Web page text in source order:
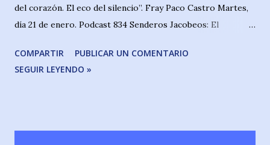
del corazón. El eco del silencio”. Fray Paco Castro Martes,
día 21 de enero. Podcast 834 Senderos Jacobeos: El
Orea. El animalario peregrino por tierras de Viana y
Logroño (capítulo 2) Miércoles, 22 de enero. Podcast 835 y
COMPARTIR
PUBLICAR UN COMENTARIO
SEGUIR LEYENDO »